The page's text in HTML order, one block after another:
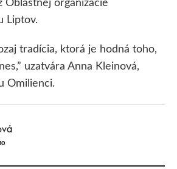
Oblastnej organizácie
Liptov.
tradícia, ktorá je hodná toho,
uzatvára Anna Kleinová,
Omilienci.